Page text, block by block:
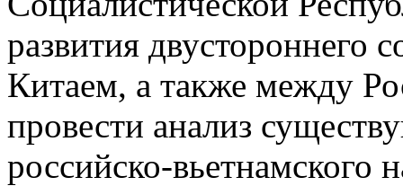
развития двустороннего
Китаем, а также между
провести анализ
российско-вьетнамского